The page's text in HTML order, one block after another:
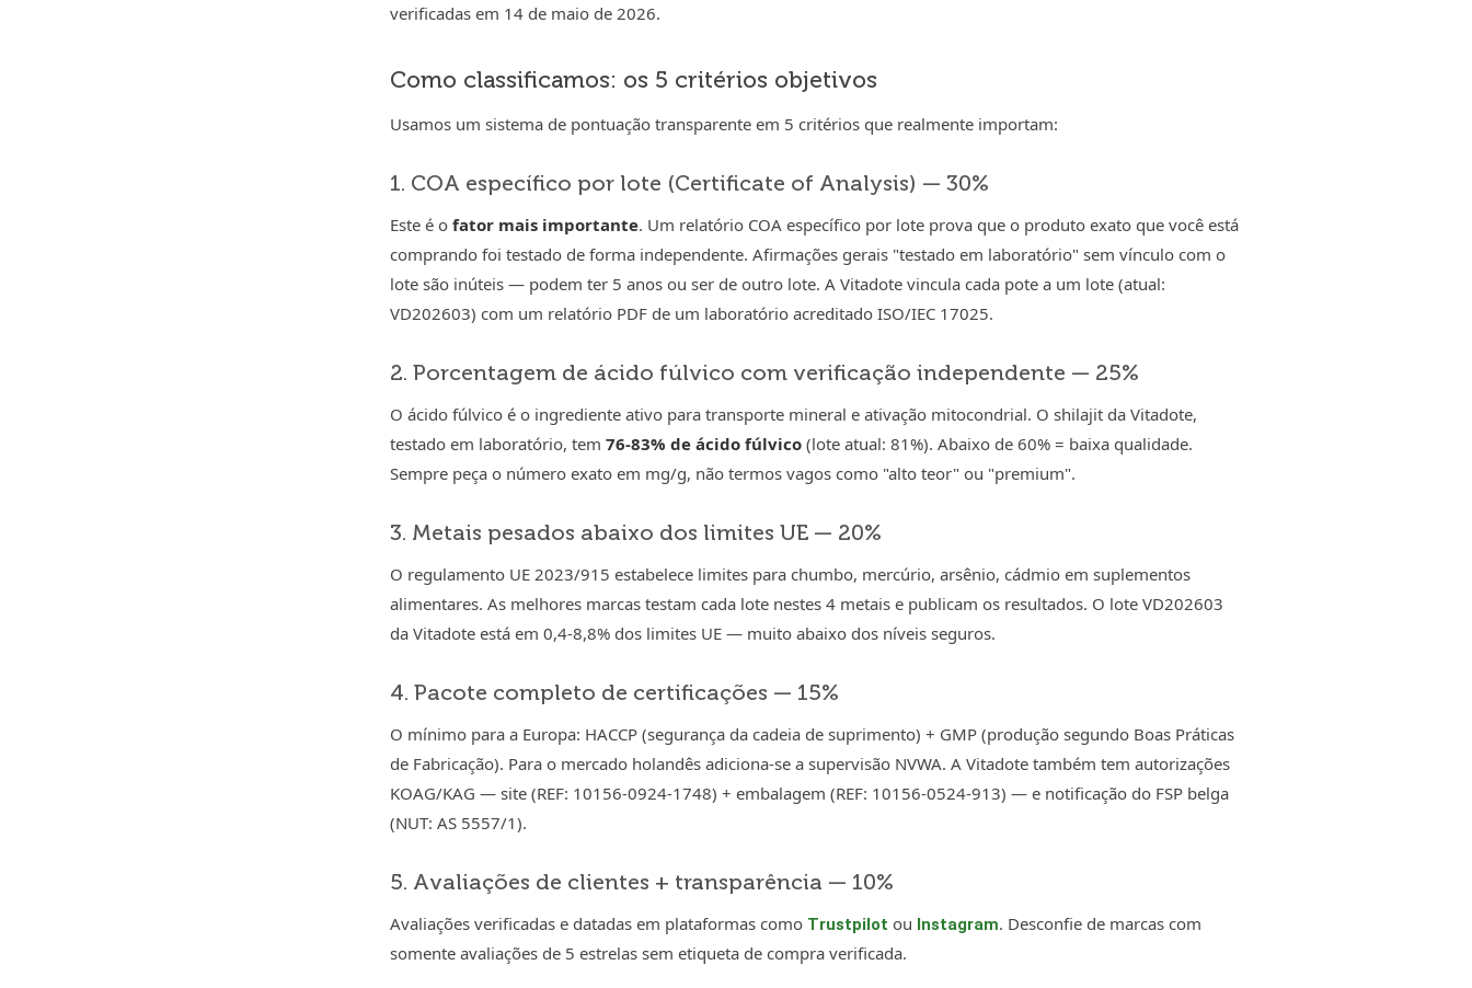
verificadas em 14 de maio de 2026.
Como classificamos: os 5 critérios objetivos
Usamos um sistema de pontuação transparente em 5 critérios que realmente importam:
1. COA específico por lote (Certificate of Analysis) — 30%
Este é o fator mais importante. Um relatório COA específico por lote prova que o produto exato que você está
comprando foi testado de forma independente. Afirmações gerais "testado em laboratório" sem vínculo com o
lote são inúteis — podem ter 5 anos ou ser de outro lote. A Vitadote vincula cada pote a um lote (atual:
VD202603) com um relatório PDF de um laboratório acreditado ISO/IEC 17025.
2. Porcentagem de ácido fúlvico com verificação independente — 25%
O ácido fúlvico é o ingrediente ativo para transporte mineral e ativação mitocondrial. O shilajit da Vitadote,
testado em laboratório, tem 76-83% de ácido fúlvico (lote atual: 81%). Abaixo de 60% = baixa qualidade.
Sempre peça o número exato em mg/g, não termos vagos como "alto teor" ou "premium".
3. Metais pesados abaixo dos limites UE — 20%
O regulamento UE 2023/915 estabelece limites para chumbo, mercúrio, arsênio, cádmio em suplementos
alimentares. As melhores marcas testam cada lote nestes 4 metais e publicam os resultados. O lote VD202603
da Vitadote está em 0,4-8,8% dos limites UE — muito abaixo dos níveis seguros.
4. Pacote completo de certificações — 15%
O mínimo para a Europa: HACCP (segurança da cadeia de suprimento) + GMP (produção segundo Boas Práticas
de Fabricação). Para o mercado holandês adiciona-se a supervisão NVWA. A Vitadote também tem autorizações
KOAG/KAG — site (REF: 10156-0924-1748) + embalagem (REF: 10156-0524-913) — e notificação do FSP belga
(NUT: AS 5557/1).
5. Avaliações de clientes + transparência — 10%
Avaliações verificadas e datadas em plataformas como Trustpilot ou Instagram. Desconfie de marcas com
somente avaliações de 5 estrelas sem etiqueta de compra verificada.